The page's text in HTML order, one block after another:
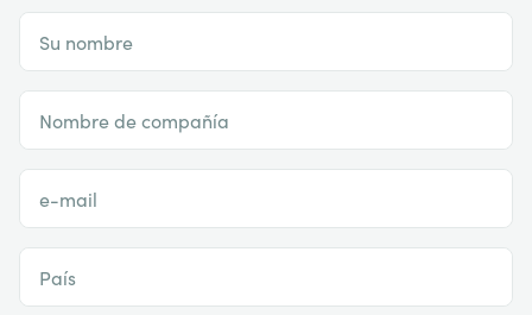
Su nombre
Nombre de compañía
e-mail
País